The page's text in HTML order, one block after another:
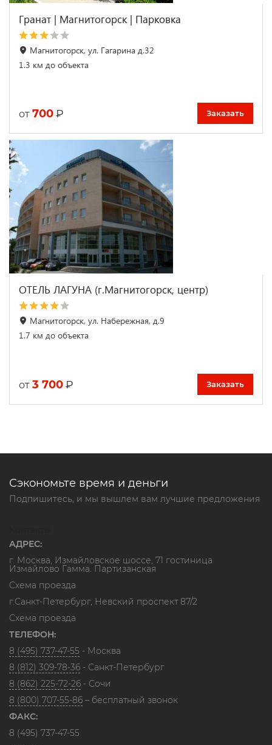
Гранат | Магнитогорск | Парковка
Магнитогорск, ул. Гагарина д.32
1.3 км до объекта
от 700 ₽ Заказать
ОТЕЛЬ ЛАГУНА (г.Магнитогорск, центр)
Магнитогорск, ул. Набережная, д.9
1.7 км до объекта
от 3 700 ₽ Заказать
Сэкономьте время и деньги
Подпишитесь, и мы вышлем вам лучшие предложения
АДРЕС:
г. Москва, Измайловское шоссе, 71 гостиница
Измайлово Гамма. Партизанская
Схема проезда
г.Санкт-Петербург, Невский проспект 87/2
Схема проезда
ТЕЛЕФОН:
8 (495) 737-47-55 - Москва
8 (812) 309-78-36 - Санкт-Петербург
8 (862) 225-72-26 - Сочи
8 (800) 707-55-86 – бесплатный звонок
ФАКС:
8 (495) 737-47-55